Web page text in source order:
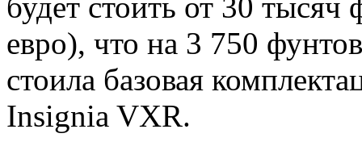
евро), что на 3 750
стоила базовая
Insignia VXR.